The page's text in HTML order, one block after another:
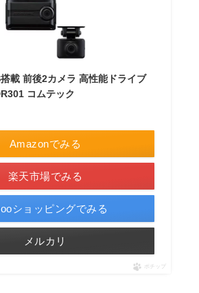
載 前後2カメラ 高性能ドライブ
コムテック
Amazonでみる
楽天市場でみる
ショッピングでみる
メルカリ
ポチップ